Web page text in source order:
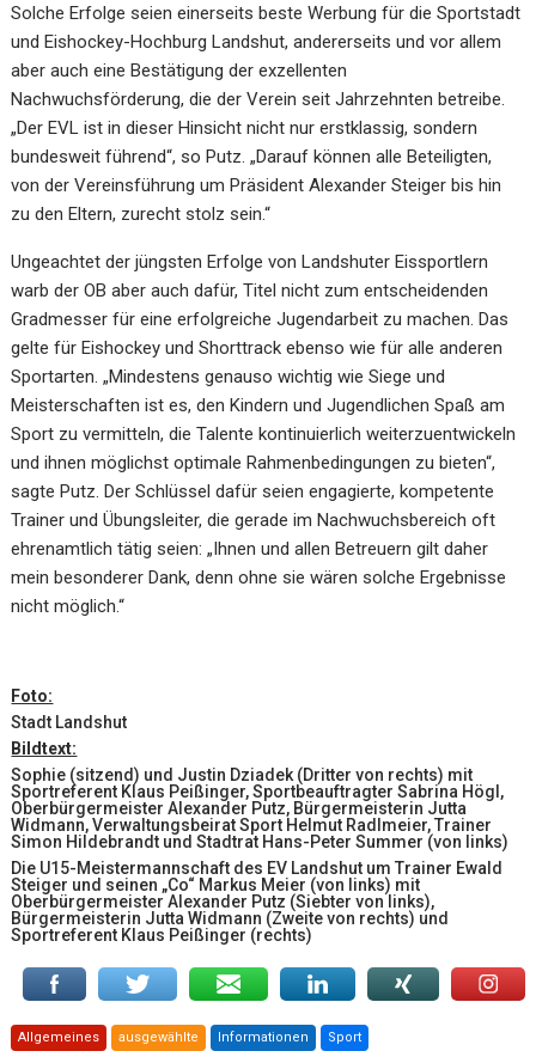
Solche Erfolge seien einerseits beste Werbung für die Sportstadt
und Eishockey-Hochburg Landshut, andererseits und vor allem
aber auch eine Bestätigung der exzellenten
Nachwuchsförderung, die der Verein seit Jahrzehnten betreibe.
„Der EVL ist in dieser Hinsicht nicht nur erstklassig, sondern
bundesweit führend“, so Putz. „Darauf können alle Beteiligten,
von der Vereinsführung um Präsident Alexander Steiger bis hin
zu den Eltern, zurecht stolz sein.“
Ungeachtet der jüngsten Erfolge von Landshuter Eissportlern
warb der OB aber auch dafür, Titel nicht zum entscheidenden
Gradmesser für eine erfolgreiche Jugendarbeit zu machen. Das
gelte für Eishockey und Shorttrack ebenso wie für alle anderen
Sportarten. „Mindestens genauso wichtig wie Siege und
Meisterschaften ist es, den Kindern und Jugendlichen Spaß am
Sport zu vermitteln, die Talente kontinuierlich weiterzuentwickeln
und ihnen möglichst optimale Rahmenbedingungen zu bieten“,
sagte Putz. Der Schlüssel dafür seien engagierte, kompetente
Trainer und Übungsleiter, die gerade im Nachwuchsbereich oft
ehrenamtlich tätig seien: „Ihnen und allen Betreuern gilt daher
mein besonderer Dank, denn ohne sie wären solche Ergebnisse
nicht möglich.“
Foto:
Stadt Landshut
Bildtext:
Sophie (sitzend) und Justin Dziadek (Dritter von rechts) mit
Sportreferent Klaus Peißinger, Sportbeauftragter Sabrina Högl,
Oberbürgermeister Alexander Putz, Bürgermeisterin Jutta
Widmann, Verwaltungsbeirat Sport Helmut Radlmeier, Trainer
Simon Hildebrandt und Stadtrat Hans-Peter Summer (von links)
Die U15-Meistermannschaft des EV Landshut um Trainer Ewald
Steiger und seinen „Co“ Markus Meier (von links) mit
Oberbürgermeister Alexander Putz (Siebter von links),
Bürgermeisterin Jutta Widmann (Zweite von rechts) und
Sportreferent Klaus Peißinger (rechts)
Allgemeines ausgewählte Informationen Sport